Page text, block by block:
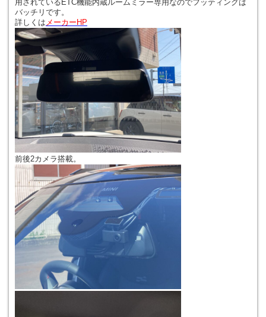
用されているETC機能内蔵ルームミラー専用なのでフッティングは
バッチリです。
詳しくは メーカーHP
前後2カメラ搭載。